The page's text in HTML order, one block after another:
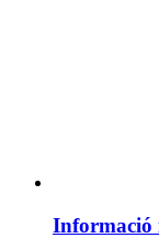
Informació